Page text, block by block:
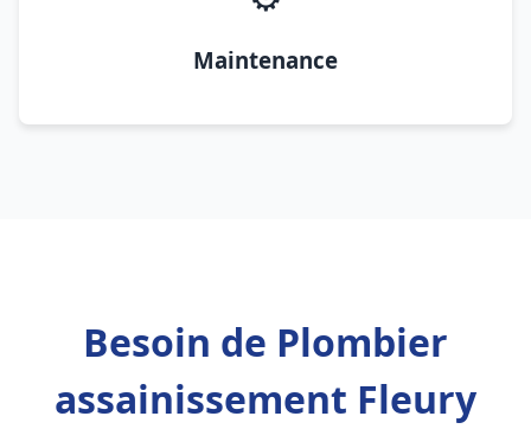
Maintenance
Besoin de Plombier
assainissement Fleury